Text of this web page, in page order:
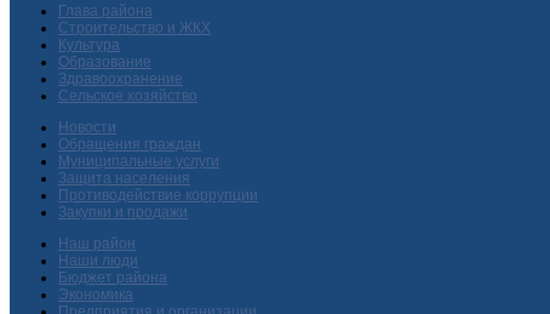
Глава района
Строительство и ЖКХ
Культура
Образование
Здравоохранение
Сельское хозяйство
Новости
Обращения граждан
Муниципальные услуги
Защита населения
Противодействие коррупции
Закупки и продажи
Наш район
Наши люди
Бюджет района
Экономика